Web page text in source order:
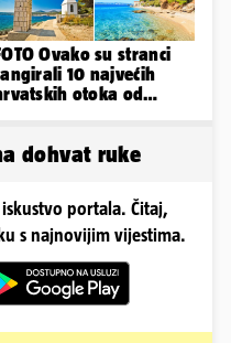
Ovako su stranci
10 najvećih
otoka od
dohvat ruke
portala. Čitaj,
s najnovijim vijestima.